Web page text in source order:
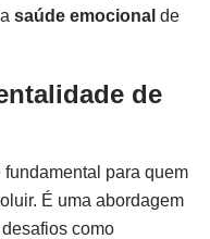
saúde emocional de
de
fundamental para quem
É uma abordagem
como